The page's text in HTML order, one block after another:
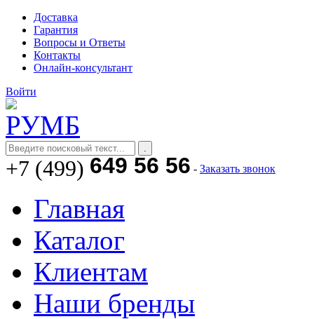
Доставка
Гарантия
Вопросы и Ответы
Контакты
Онлайн-консультант
Войти
+7 (499) 649 56 56 - Заказать звонок
Главная
Каталог
Клиентам
Наши бренды